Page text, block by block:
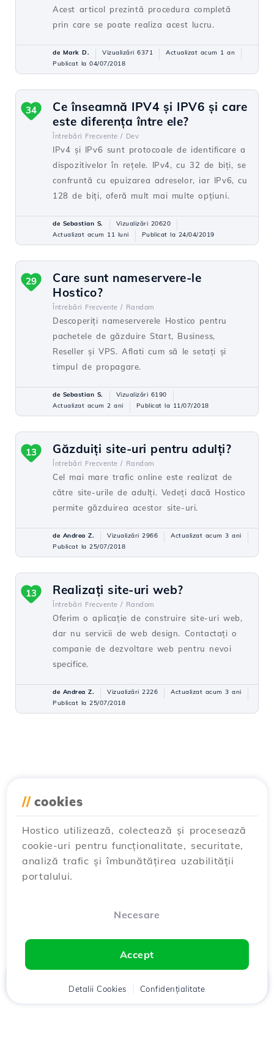
Acest articol prezintă procedura completă
prin care se poate realiza acest lucru.
de Mark D. Vizualizări 6371
Actualizat acum 1 an
Publicat la 04/07/2018
Ce înseamnă IPV4 și IPV6 și care
este diferența între ele?
Întrebări Frecvente / Dev
IPv4 și IPv6 sunt protocoale de identificare a
dispozitivelor în rețele. IPv4, cu 32 de biți, se
confruntă cu epuizarea adreselor, iar IPv6, cu
128 de biți, oferă mult mai multe opțiuni.
34
de Sebastian S.
Vizualizări 20620
Actualizat acum 11 luni
Publicat la 24/04/2019
Care sunt nameservere-le
Hostico?
Întrebări Frecvente / Random
Descoperiți nameserverele Hostico pentru
pachetele de găzduire Start, Business,
Reseller și VPS. Aflati cum să le setați și
timpul de propagare.
29
de Sebastian S.
Vizualizări 6190
Actualizat acum 2 ani
Publicat la 11/07/2018
Găzduiți site-uri pentru adulți?
Întrebări Frecvente / Random
Cel mai mare trafic online este realizat de
către site-urile de adulți. Vedeți dacă Hostico
permite găzduirea acestor site-uri.
13
de Andrea Z. Vizualizări 2966
Actualizat acum 3 ani
Publicat la 25/07/2018
Realizați site-uri web?
Întrebări Frecvente / Random
Oferim o aplicație de construire site-uri web,
dar nu servicii de web design. Contactați o
companie de dezvoltare web pentru nevoi
specifice.
13
de Andrea Z. Vizualizări 2226
Actualizat acum 3 ani
Publicat la 25/07/2018
// cookies
Hostico utilizează, colectează și procesează
cookie-uri pentru funcționalitate, securitate,
analiză trafic și îmbunătățirea uzabilității
portalului.
Necesare
Accept
Detalii Cookies Confidențialitate
Client Coș Chat